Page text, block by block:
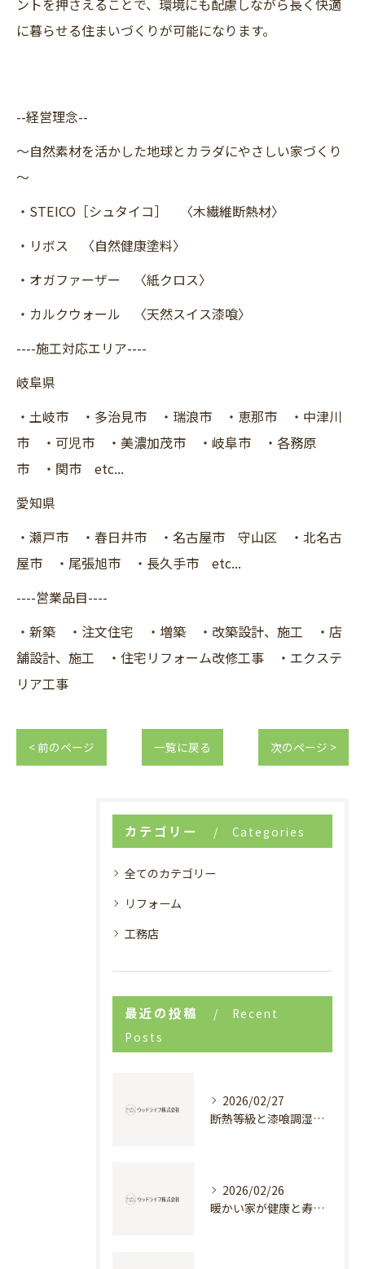
ントを押さえることで、環境にも配慮しながら長く快適
に暮らせる住まいづくりが可能になります。
--経営理念--
～自然素材を活かした地球とカラダにやさしい家づくり
～
・STEICO［シュタイコ］ 〈木繊維断熱材〉
・リボス 〈自然健康塗料〉
・オガファーザー 〈紙クロス〉
・カルクウォール 〈天然スイス漆喰〉
----施工対応エリア----
岐阜県
・土岐市 ・多治見市 ・瑞浪市 ・恵那市 ・中津川
市 ・可児市 ・美濃加茂市 ・岐阜市 ・各務原
市 ・関市 etc...
愛知県
・瀬戸市 ・春日井市 ・名古屋市 守山区 ・北名古
屋市 ・尾張旭市 ・長久手市 etc...
----営業品目----
・新築 ・注文住宅 ・増築 ・改築設計、施工 ・店
舗設計、施工 ・住宅リフォーム改修工事 ・エクステ
リア工事
< 前のページ 一覧に戻る 次のページ >
カテゴリー Categories
全てのカテゴリー
リフォーム
工務店
最近の投稿
Recent
Posts
2026/02/27
断熱等級と漆喰調湿で実現する快適新築戸建て
2026/02/26
暖かい家が健康と寿命を支える理由